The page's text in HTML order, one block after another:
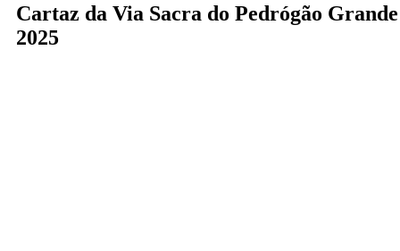
Cartaz da Via Sacra do Pedrógão Grande
2025